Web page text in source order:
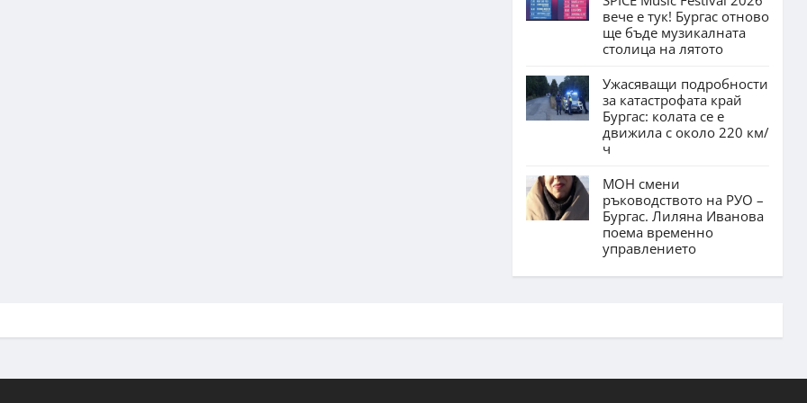
вече е тук! Бургас отново
ще бъде музикалната
столица на лятото
Ужасяващи подробности
за катастрофата край
Бургас: колата се е
движила с около 220 км/
ч
МОН смени
ръководството на РУО –
Бургас. Лиляна Иванова
поема временно
управлението